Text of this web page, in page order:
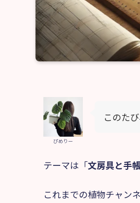
ぴめりー
このた
テーマは「文房具と手
これまでの植物チャン